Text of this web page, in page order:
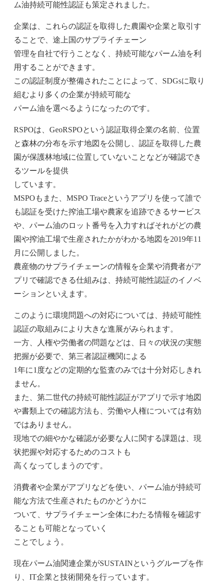
ム油持続可能性認証も策定されました。
企業は、これらの認証を取得した農園や企業と取引す
ることで、途上国のサプライチェーン
管理を自社で行うことなく、持続可能なパーム油を利
用することができます。
この認証制度が整備されたことによって、SDGsに取り
組むより多くの企業が持続可能な
パーム油を選べるようになったのです。
RSPOは、GeoRSPOという認証取得企業の名前、位置
と森林の分布を示す地図を公開し、認証を取得した農
園が保護林地域に位置していないことなどが確認でき
るツールを提供
しています。
MSPOもまた、MSPO Traceというアプリを使って誰で
も認証を受けた搾油工場や農家を追跡できるサービス
や、パーム油のロット番号を入力すればそれがどの農
園や搾油工場で生産されたかがわかる地図を2019年11
月に公開しました。
農産物のサプライチェーンの情報を企業や消費者がア
プリで確認できる仕組みは、持続可能性認証のイノベ
ーションといえます。
このように環境問題への対応については、持続可能性
認証の取組みにより大きな進展がみられます。
一方、人権や労働者の問題などは、日々の状況の実態
把握が必要で、第三者認証機関による
1年に1度などの定期的な監査のみでは十分対応しきれ
ません。
また、第二世代の持続可能性認証がアプリで示す地図
や書類上での確認方法も、労働や人権については有効
ではありません。
現地での細やかな確認が必要な人に関する課題は、現
状把握や対応するためのコストも
高くなってしまうのです。
消費者や企業がアプリなどを使い、パーム油が持続可
能な方法で生産されたものかどうかに
ついて、サプライチェーン全体にわたる情報を確認す
ることも可能となっていく
ことでしょう。
現在パーム油関連企業がSUSTAINというグループを作
り、IT企業と技術開発を行っています。